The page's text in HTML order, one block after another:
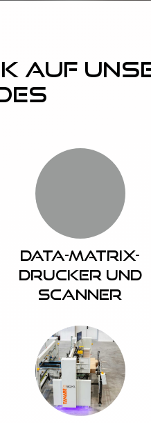
auf
Data-Matrix-
Drucker und
Scanner